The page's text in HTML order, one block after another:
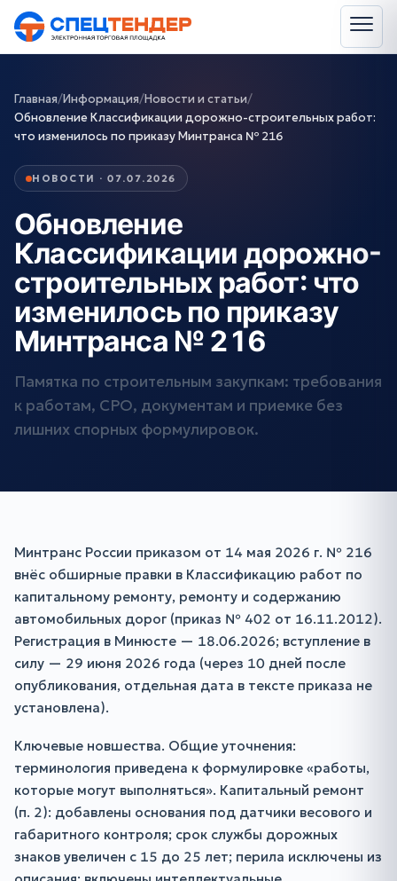
Главная/Информация/Новости и статьи/
Обновление Классификации дорожно-строительных работ:
что изменилось по приказу Минтранса № 216
НОВОСТИ · 07.07.2026
Обновление
Классификации дорожно-
строительных работ: что
изменилось по приказу
Минтранса № 216
Памятка по строительным закупкам: требования
к работам, СРО, документам и приемке без
лишних спорных формулировок.
Минтранс России приказом от 14 мая 2026 г. № 216
внёс обширные правки в Классификацию работ по
капитальному ремонту, ремонту и содержанию
автомобильных дорог (приказ № 402 от 16.11.2012).
Регистрация в Минюсте — 18.06.2026; вступление в
силу — 29 июня 2026 года (через 10 дней после
опубликования, отдельная дата в тексте приказа не
установлена).
Ключевые новшества. Общие уточнения:
терминология приведена к формулировке «работы,
которые могут выполняться». Капитальный ремонт
(п. 2): добавлены основания под датчики весового и
габаритного контроля; срок службы дорожных
знаков увеличен с 15 до 25 лет; перила исключены из